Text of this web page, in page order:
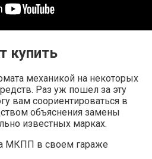
купить
механикой на некоторых
Раз уж пошел за эту
вам соориентироваться в
объяснения замены
известных марках.